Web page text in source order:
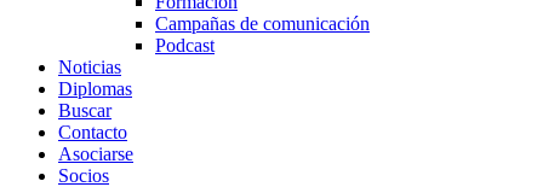
Campañas de comunicación
Podcast
Noticias
Diplomas
Buscar
Contacto
Asociarse
Socios